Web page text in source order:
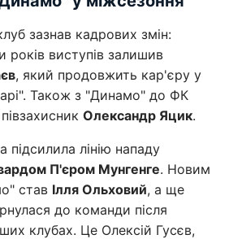
зазнав кадрових змін:
років виступів залишив
, який продовжить кар'єру у
Також з "Динамо" до ФК
Олександр Яцик.
підсилила лінію нападу
П'єром Мунгенге. Новим
став Ілля Ольховий, а ще
до команди після
клубах. Це Олексій Гусєв,